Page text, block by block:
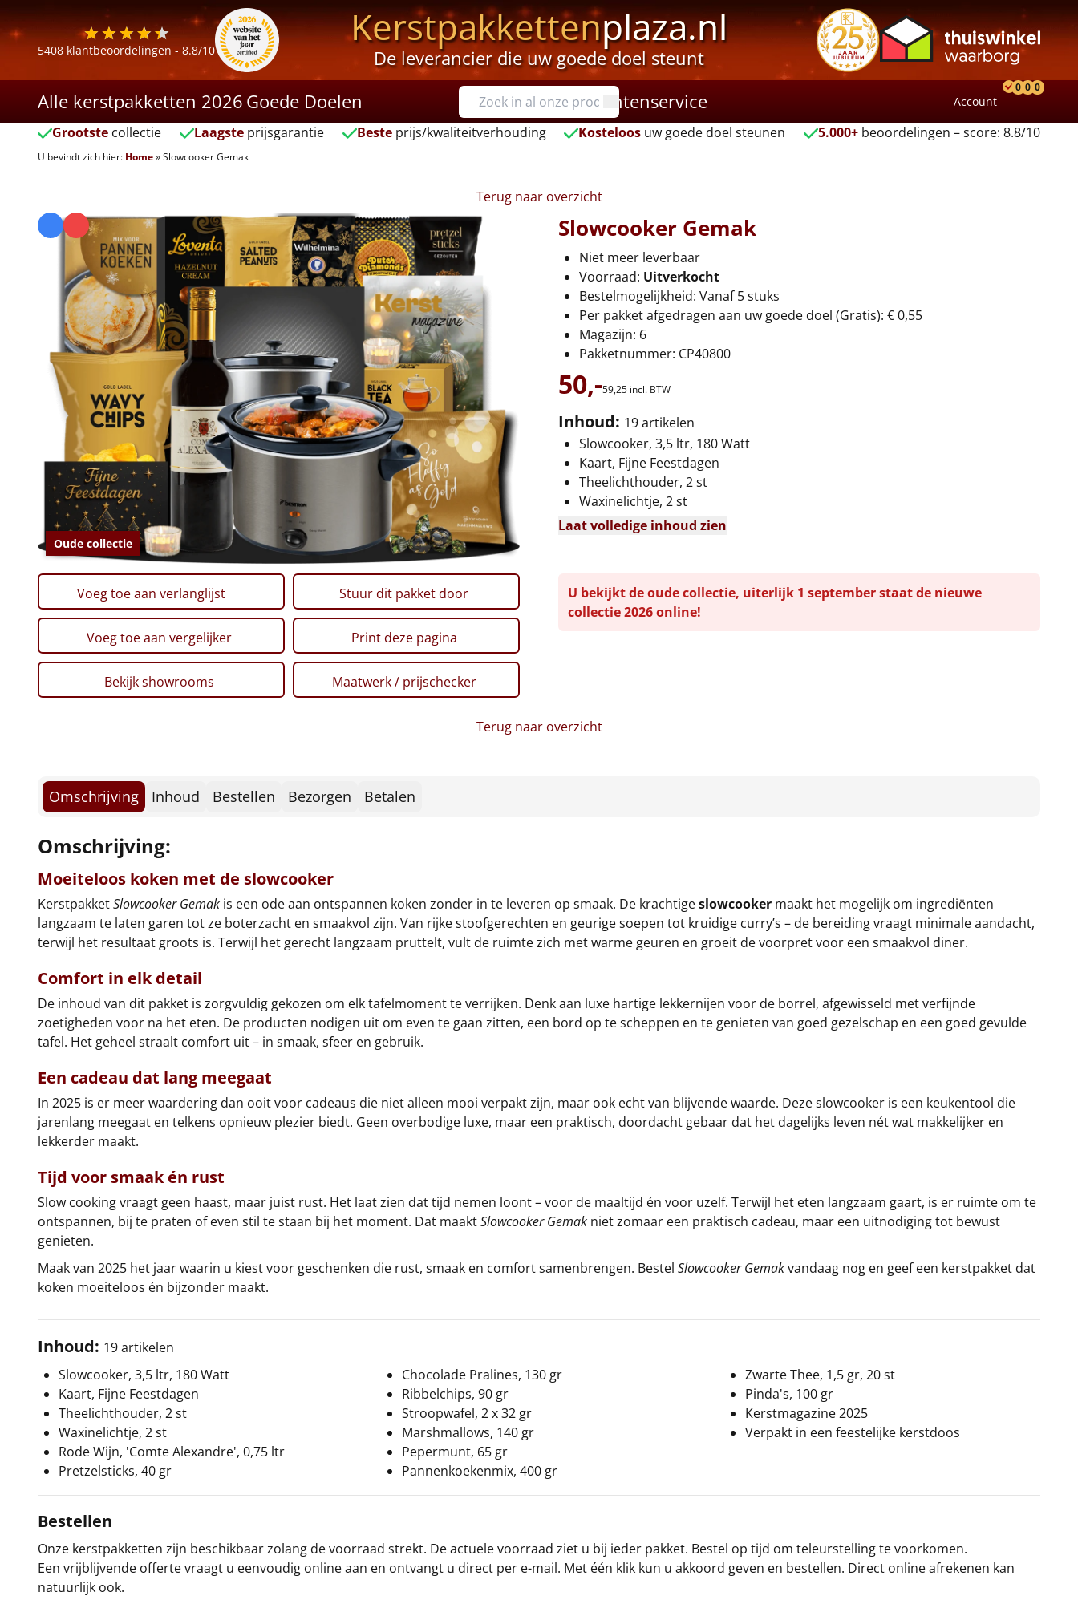
5408 klantbeoordelingen - 8.8/10 Kerstpakkettenplaza.nl
De leverancier die uw goede doel steunt
Alle kerstpakketten 2026 Goede Doelen Klantenservice Account
0 0 0
Grootste collectie Laagsteprijsgarantie Besteprijs/kwaliteitverhouding Kosteloos uw goede doel steunen 5.000+ beoordelingen – score: 8.8/10
U bevindt zich hier: Home»Slowcooker Gemak
Terug naar overzicht
Oude collectie
Slowcooker Gemak
Niet meer leverbaar
Voorraad: Uitverkocht
Bestelmogelijkheid: Vanaf 5 stuks
Per pakket afgedragen aan uw goede doel (Gratis): € 0,55
Magazijn: 6
Pakketnummer: CP40800
50,-59,25 incl. BTW
Inhoud: 19 artikelen
Slowcooker, 3,5 ltr, 180 Watt
Kaart, Fijne Feestdagen
Theelichthouder, 2 st
Waxinelichtje, 2 st
Laat volledige inhoud zien
Voeg toe aan verlanglijst Stuur dit pakket door
Voeg toe aan vergelijker Print deze pagina
Bekijk showrooms Maatwerk / prijschecker
U bekijkt de oude collectie, uiterlijk 1 september staat de nieuwe
collectie 2026 online!
Terug naar overzicht
Omschrijving Inhoud Bestellen Bezorgen Betalen
Omschrijving:
Moeiteloos koken met de slowcooker
KerstpakketSlowcooker Gemak is een ode aan ontspannen koken zonder in te leveren op smaak. De krachtigeslowcooker maakt het mogelijk om ingrediënten
langzaam te laten garen tot ze boterzacht en smaakvol zijn. Van rijke stoofgerechten en geurige soepen tot kruidige curry’s – de bereiding vraagt minimale aandacht,
terwijl het resultaat groots is. Terwijl het gerecht langzaam pruttelt, vult de ruimte zich met warme geuren en groeit de voorpret voor een smaakvol diner.
Comfort in elk detail
De inhoud van dit pakket is zorgvuldig gekozen om elk tafelmoment te verrijken. Denk aan luxe hartige lekkernijen voor de borrel, afgewisseld met verfijnde
zoetigheden voor na het eten. De producten nodigen uit om even te gaan zitten, een bord op te scheppen en te genieten van goed gezelschap en een goed gevulde
tafel. Het geheel straalt comfort uit – in smaak, sfeer en gebruik.
Een cadeau dat lang meegaat
In 2025 is er meer waardering dan ooit voor cadeaus die niet alleen mooi verpakt zijn, maar ook echt van blijvende waarde. Deze slowcooker is een keukentool die
jarenlang meegaat en telkens opnieuw plezier biedt. Geen overbodige luxe, maar een praktisch, doordacht gebaar dat het dagelijks leven nét wat makkelijker en
lekkerder maakt.
Tijd voor smaak én rust
Slow cooking vraagt geen haast, maar juist rust. Het laat zien dat tijd nemen loont – voor de maaltijd én voor uzelf. Terwijl het eten langzaam gaart, is er ruimte om te
ontspannen, bij te praten of even stil te staan bij het moment. Dat maaktSlowcooker Gemak niet zomaar een praktisch cadeau, maar een uitnodiging tot bewust
genieten.
Maak van 2025 het jaar waarin u kiest voor geschenken die rust, smaak en comfort samenbrengen. Bestel Slowcooker Gemakvandaag nog en geef een kerstpakket dat
koken moeiteloos én bijzonder maakt.
Inhoud: 19 artikelen
Slowcooker, 3,5 ltr, 180 Watt
Kaart, Fijne Feestdagen
Theelichthouder, 2 st
Waxinelichtje, 2 st
Rode Wijn, 'Comte Alexandre', 0,75 ltr
Pretzelsticks, 40 gr
Chocolade Pralines, 130 gr
Ribbelchips, 90 gr
Stroopwafel, 2 x 32 gr
Marshmallows, 140 gr
Pepermunt, 65 gr
Pannenkoekenmix, 400 gr
Zwarte Thee, 1,5 gr, 20 st
Pinda's, 100 gr
Kerstmagazine 2025
Verpakt in een feestelijke kerstdoos
Bestellen
Onze kerstpakketten zijn beschikbaar zolang de voorraad strekt. De actuele voorraad ziet u bij ieder pakket. Bestel op tijd om teleurstelling te voorkomen.
Een vrijblijvende offerte vraagt u eenvoudig online aan en ontvangt u direct per e-mail. Met één klik kun u akkoord geven en bestellen. Direct online afrekenen kan
natuurlijk ook.